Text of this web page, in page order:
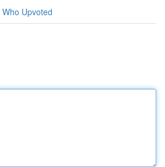
Who Upvoted